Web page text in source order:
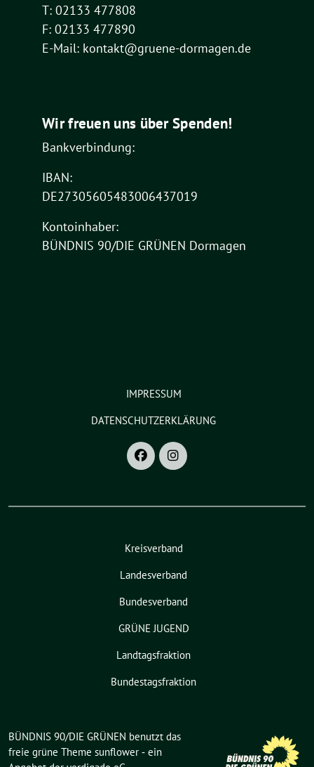
T: 02133 477808
F: 02133 477890
E-Mail: kontakt@gruene-dormagen.de
Wir freuen uns über Spenden!
Bankverbindung:
IBAN:
DE27305605483006437019
Kontoinhaber:
BÜNDNIS 90/DIE GRÜNEN Dormagen
IMPRESSUM
DATENSCHUTZERKLÄRUNG
Kreisverband
Landesverband
Bundesverband
GRÜNE JUGEND
Landtagsfraktion
Bundestagsfraktion
BÜNDNIS 90/DIE GRÜNEN benutzt das
freie grüne Theme sunflower ‐ ein